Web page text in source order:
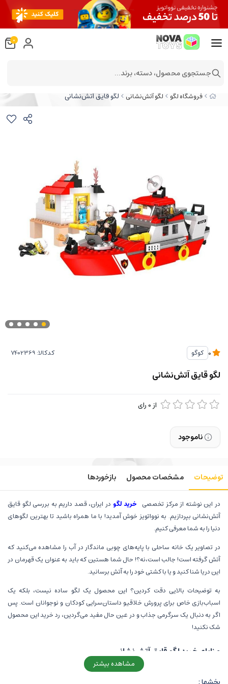
فروشگاه لگو لگو آتش‌نشانی لگو قایق آتش‌نشانی
کوگو کدکالا:
لگو قایق آتش‌نشانی
از 0 رای
ناموجود
توضیحات مشخصات محصول بازخوردها
در این نوشته از مرکز تخصصی خرید لگو در ایران، قصد داریم به بررسی لگو قایق
آتش‌نشانی بپردازیم. به نوواتویز خوش آمدید! با ما همراه باشید تا بهترین لگوهای
دنیا را به شما معرفی کنیم.
در تصاویر یک خانه ساحلی با پایه‌های چوبی ماندگار در آب را مشاهده می‌کنید که
آتش گرفته است! جالب است،نه؟! حال شما هستین که باید به عنوان یک قهرمان در
این دریا شنا کنید و یا با کشتی خود را به آتش برسانید.
به توضیحات بالایی دقت کردین؟ این محصول یک لگو ساده نیست، بلکه یک
اسباب‌بازی خاص برای پرورش خلاقیو داستان‌سرایی کودکان و نوجوانان است. پس
اگر به دنبال یک سرگرمی جذاب و در عین حال مفید می‌گردین، رد خرید این محصول
شک نکنید!
مزایای خرید لگو قایق آتش‌نشانی
در دوران کودکی و نوجوانی، فرزندان شما به دنبال قهرمانانی برای الگو گرفتن هستن
مثل پلیس‌ها، آتش‌نشانان، پزشکان و .... پس می‌توان گفت که هر بچه‌ای نیاز به
مشاهده بیشتر
0
جستجوی محصول، دسته، برند...